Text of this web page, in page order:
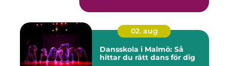
02. aug
Dansskola i Malmö: Så
hittar du rätt dans för dig